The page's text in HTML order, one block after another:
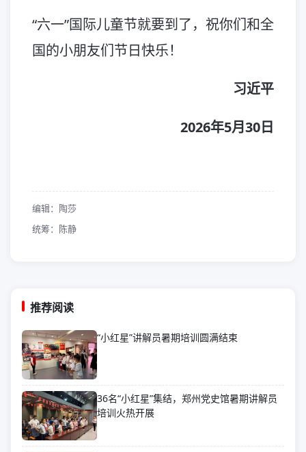
“六一”国际儿童节就要到了，祝你们和全
国的小朋友们节日快乐！
习近平
2026年5月30日
编辑：陶莎
统筹：陈静
推荐阅读
“小红星”讲解员暑期培训圆满结束
36名“小红星”集结，郑州党史馆暑期讲解员
培训火热开展